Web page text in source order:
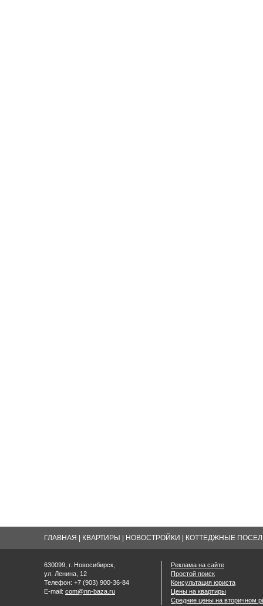
ГЛАВНАЯ КВАРТИРЫ НОВОСТРОЙКИ КОТТЕДЖНЫЕ
630099, г. Новосибирск,
ул. Ленина, 12
Телефон: +7 (903) 900-36-84
E-mail: com@nn-baza.ru
Реклама на сайте
Простой поиск
Консультация юриста
Цены на квартиры
Средние цены на вторичном